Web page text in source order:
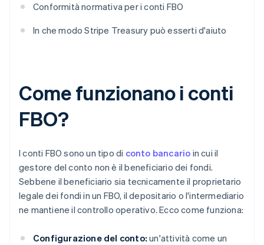
Conformità normativa per i conti FBO
In che modo Stripe Treasury può esserti d'aiuto
Come funzionano i conti
FBO?
I conti FBO sono un tipo di conto bancario in cui il
gestore del conto non è il beneficiario dei fondi.
Sebbene il beneficiario sia tecnicamente il proprietario
legale dei fondi in un FBO, il depositario o l'intermediario
ne mantiene il controllo operativo. Ecco come funziona:
Configurazione del conto: un'attività come un